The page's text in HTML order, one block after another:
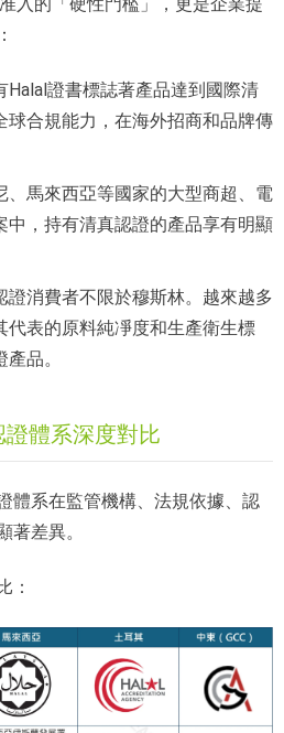
Halal證書標誌著產品達到國際清
球合規能力，在海外招商和品牌傳
、馬來西亞等國家的大型商超、電
中，持有清真認證的產品享有明顯
證消費者不限於穆斯林。越來越多
代表的原料純凈度和生產衛生標
品。
體系深度對比
體系在監管機構、法規依據、認
著差異。
：